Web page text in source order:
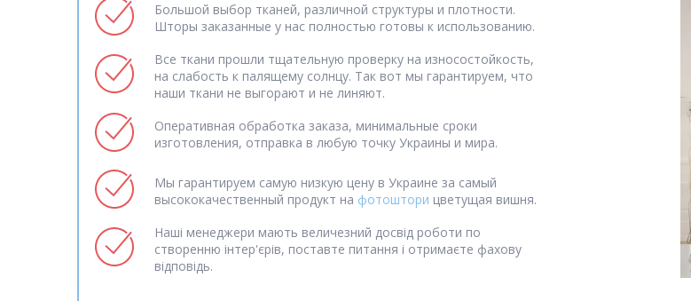
Большой выбор тканей, различной структуры и плотности.
Шторы заказанные у нас полностью готовы к использованию.
Все ткани прошли тщательную проверку на износостойкость,
на слабость к палящему солнцу. Так вот мы гарантируем, что
наши ткани не выгорают и не линяют.
Оперативная обработка заказа, минимальные сроки
изготовления, отправка в любую точку Украины и мира.
Мы гарантируем самую низкую цену в Украине за самый
высококачественный продукт на фотоштори цветущая вишня.
Наші менеджери мають величезний досвід роботи по
створенню інтер'єрів, поставте питання і отримаєте фахову
відповідь.